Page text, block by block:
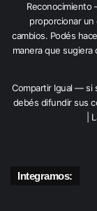
Reconocimiento
proporcionar un
cambios. Podés
manera que
Compartir Igual — si
debés difundir sus
|
Integramos: